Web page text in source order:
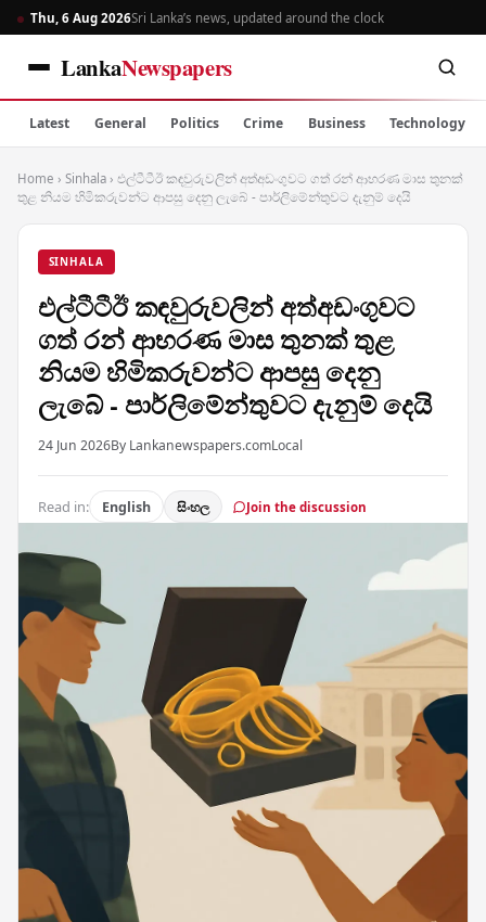
Thu, 6 Aug 2026Sri Lanka’s news, updated around the clock
LankaNewspapers
Latest General Politics Crime Business Technology
Home › Sinhala › එල්ටීටීඊ කඳවුරුවලින් අත්අඩංගුවට ගත් රන් ආභරණ මාස තුනක්
තුළ නියම හිමිකරුවන්ට ආපසු දෙනු ලැබේ - පාර්ලිමේන්තුවට දැනුම් දෙයි
SINHALA
එල්ටීටීඊ කඳවුරුවලින් අත්අඩංගුවට
ගත් රන් ආභරණ මාස තුනක් තුළ
නියම හිමිකරුවන්ට ආපසු දෙනු
ලැබේ - පාර්ලිමේන්තුවට දැනුම් දෙයි
24 Jun 2026By Lankanewspapers.comLocal
Read in: English සිංහල Join the discussion